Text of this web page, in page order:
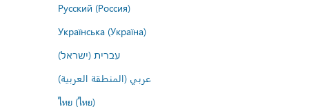
Русский (Россия)
Українська (Україна)
עברית (ישראל)
عربي (المنطقة العربية)
ไทย (ไทย)